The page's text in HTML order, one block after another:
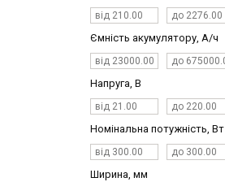
Ємність акумулятору, А/ч
Напруга, В
Номінальна потужність, Вт
Ширина, мм